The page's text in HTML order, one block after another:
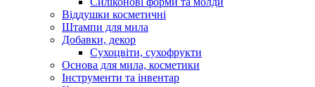
Віддушки косметичні
Штампи для мила
Добавки, декор
Сухоцвіти, сухофрукти
Основа для мила, косметики
Інструменти та інвентар